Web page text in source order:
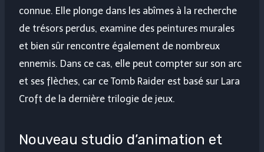
connue. Elle plonge dans les abîmes à la recherche
de trésors perdus, examine des peintures murales
et bien sûr rencontre également de nombreux
ennemis. Dans ce cas, elle peut compter sur son arc
et ses flèches, car ce Tomb Raider est basé sur Lara
Croft de la dernière trilogie de jeux.
Nouveau studio d’animation et